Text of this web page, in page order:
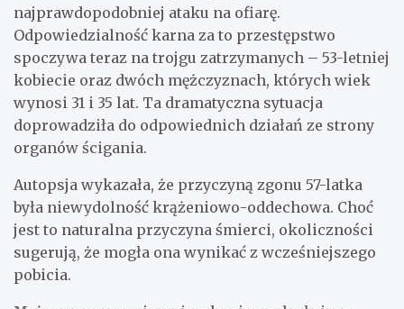
najprawdopodobniej ataku na ofiarę.
Odpowiedzialność karna za to przestępstwo
spoczywa teraz na trojgu zatrzymanych – 53-letniej
kobiecie oraz dwóch mężczyznach, których wiek
wynosi 31 i 35 lat. Ta dramatyczna sytuacja
doprowadziła do odpowiednich działań ze strony
organów ścigania.
Autopsja wykazała, że przyczyną zgonu 57-latka
była niewydolność krążeniowo-oddechowa. Choć
jest to naturalna przyczyna śmierci, okoliczności
sugerują, że mogła ona wynikać z wcześniejszego
pobicia.